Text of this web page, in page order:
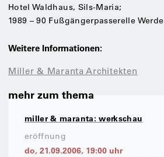
Hotel Waldhaus, Sils-Maria;
1989 – 90 Fußgängerpasserelle
Weitere Informationen:
Miller & Maranta Architekten
mehr zum thema
miller & maranta: werkschau
eröffnung
do, 21.09.2006, 19:00 uhr